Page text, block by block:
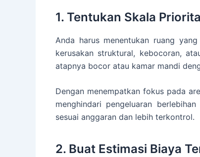
1. Tentukan Skala
Anda harus menentukan ruang
kerusakan struktural, kebocoran,
atapnya bocor atau kamar mandi
Dengan menempatkan fokus pada
menghindari pengeluaran
sesuai anggaran dan lebih terkontrol.
2. Buat Estimasi Biaya